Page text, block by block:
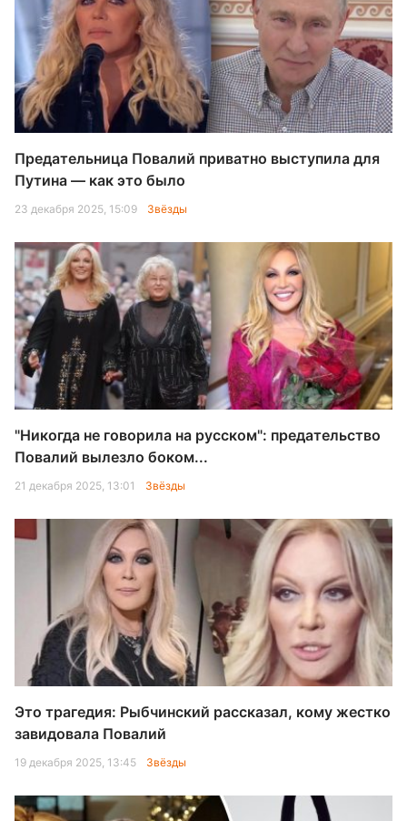
Предательница Повалий приватно выступила для
Путина — как это было
23 декабря 2025, 15:09 Звёзды
"Никогда не говорила на русском": предательство
Повалий вылезло боком...
21 декабря 2025, 13:01 Звёзды
Это трагедия: Рыбчинский рассказал, кому жестко
завидовала Повалий
19 декабря 2025, 13:45 Звёзды